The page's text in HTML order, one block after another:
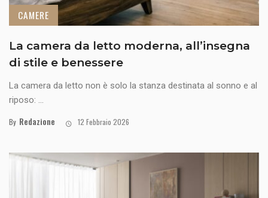
CAMERE
La camera da letto moderna, all’insegna
di stile e benessere
La camera da letto non è solo la stanza destinata al sonno e al
riposo: ...
By Redazione 12 Febbraio 2026